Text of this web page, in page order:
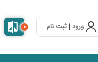
ورود|ثبت نام 0